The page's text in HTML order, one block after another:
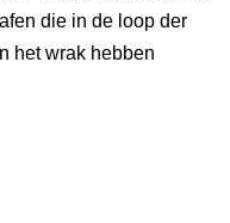
die in de loop der
het wrak hebben